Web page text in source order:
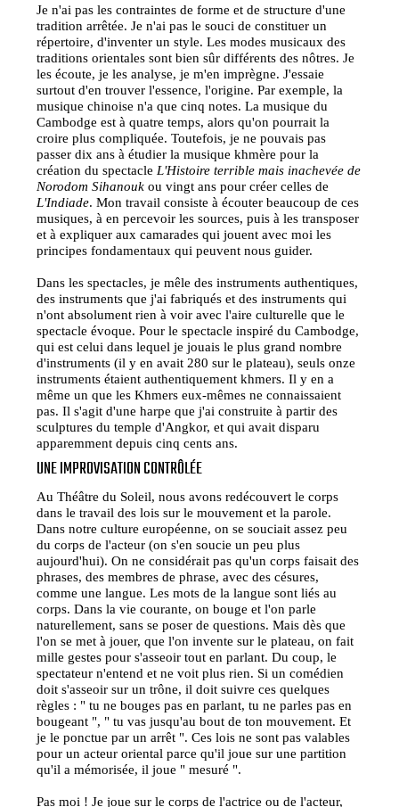
Je n'ai pas les contraintes de forme et de structure d'une
tradition arrêtée. Je n'ai pas le souci de constituer un
répertoire, d'inventer un style. Les modes musicaux des
traditions orientales sont bien sûr différents des nôtres. Je
les écoute, je les analyse, je m'en imprègne. J'essaie
surtout d'en trouver l'essence, l'origine. Par exemple, la
musique chinoise n'a que cinq notes. La musique du
Cambodge est à quatre temps, alors qu'on pourrait la
croire plus compliquée. Toutefois, je ne pouvais pas
passer dix ans à étudier la musique khmère pour la
création du spectacle L'Histoire terrible mais inachevée de
Norodom Sihanouk ou vingt ans pour créer celles de
L'Indiade. Mon travail consiste à écouter beaucoup de ces
musiques, à en percevoir les sources, puis à les transposer
et à expliquer aux camarades qui jouent avec moi les
principes fondamentaux qui peuvent nous guider.
Dans les spectacles, je mêle des instruments authentiques,
des instruments que j'ai fabriqués et des instruments qui
n'ont absolument rien à voir avec l'aire culturelle que le
spectacle évoque. Pour le spectacle inspiré du Cambodge,
qui est celui dans lequel je jouais le plus grand nombre
d'instruments (il y en avait 280 sur le plateau), seuls onze
instruments étaient authentiquement khmers. Il y en a
même un que les Khmers eux-mêmes ne connaissaient
pas. Il s'agit d'une harpe que j'ai construite à partir des
sculptures du temple d'Angkor, et qui avait disparu
apparemment depuis cinq cents ans.
UNE IMPROVISATION CONTRÔLÉE
Au Théâtre du Soleil, nous avons redécouvert le corps
dans le travail des lois sur le mouvement et la parole.
Dans notre culture européenne, on se souciait assez peu
du corps de l'acteur (on s'en soucie un peu plus
aujourd'hui). On ne considérait pas qu'un corps faisait des
phrases, des membres de phrase, avec des césures,
comme une langue. Les mots de la langue sont liés au
corps. Dans la vie courante, on bouge et l'on parle
naturellement, sans se poser de questions. Mais dès que
l'on se met à jouer, que l'on invente sur le plateau, on fait
mille gestes pour s'asseoir tout en parlant. Du coup, le
spectateur n'entend et ne voit plus rien. Si un comédien
doit s'asseoir sur un trône, il doit suivre ces quelques
règles : " tu ne bouges pas en parlant, tu ne parles pas en
bougeant ", " tu vas jusqu'au bout de ton mouvement. Et
je le ponctue par un arrêt ". Ces lois ne sont pas valables
pour un acteur oriental parce qu'il joue sur une partition
qu'il a mémorisée, il joue " mesuré ".
Pas moi ! Je joue sur le corps de l'actrice ou de l'acteur,